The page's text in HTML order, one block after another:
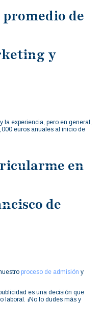
promedio de
y
la experiencia, pero en general,
euros anuales al inicio de
en
de
proceso de admisión y
es una decisión que
laboral. ¡No lo dudes más y